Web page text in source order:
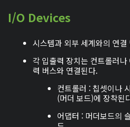
I/O Devices
시스템과 외부 세계와의 연결
각 입출력 장치는 컨트롤러
력 버스와 연결된다.
컨트롤러 : 칩셋이나
(머더 보드)에 장착된
어댑터 : 머더보드의